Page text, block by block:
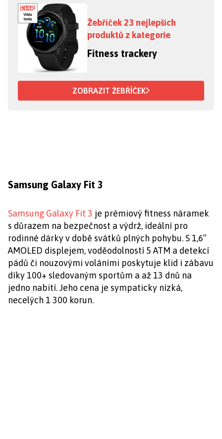
Žebříček 23 nejlepších
produktů z kategorie
Fitness trackery
ZOBRAZIT ŽEBŘÍČEK
Samsung Galaxy Fit 3
Samsung Galaxy Fit 3 je prémiový fitness náramek
s důrazem na bezpečnost a výdrž, ideální pro
rodinné dárky v době svátků plných pohybu. S 1,6″
AMOLED displejem, voděodolností 5 ATM a detekcí
pádů či nouzovými voláními poskytuje klid i zábavu
díky 100+ sledovaným sportům a až 13 dnů na
jedno nabití. Jeho cena je sympaticky nízká,
necelých 1 300 korun.